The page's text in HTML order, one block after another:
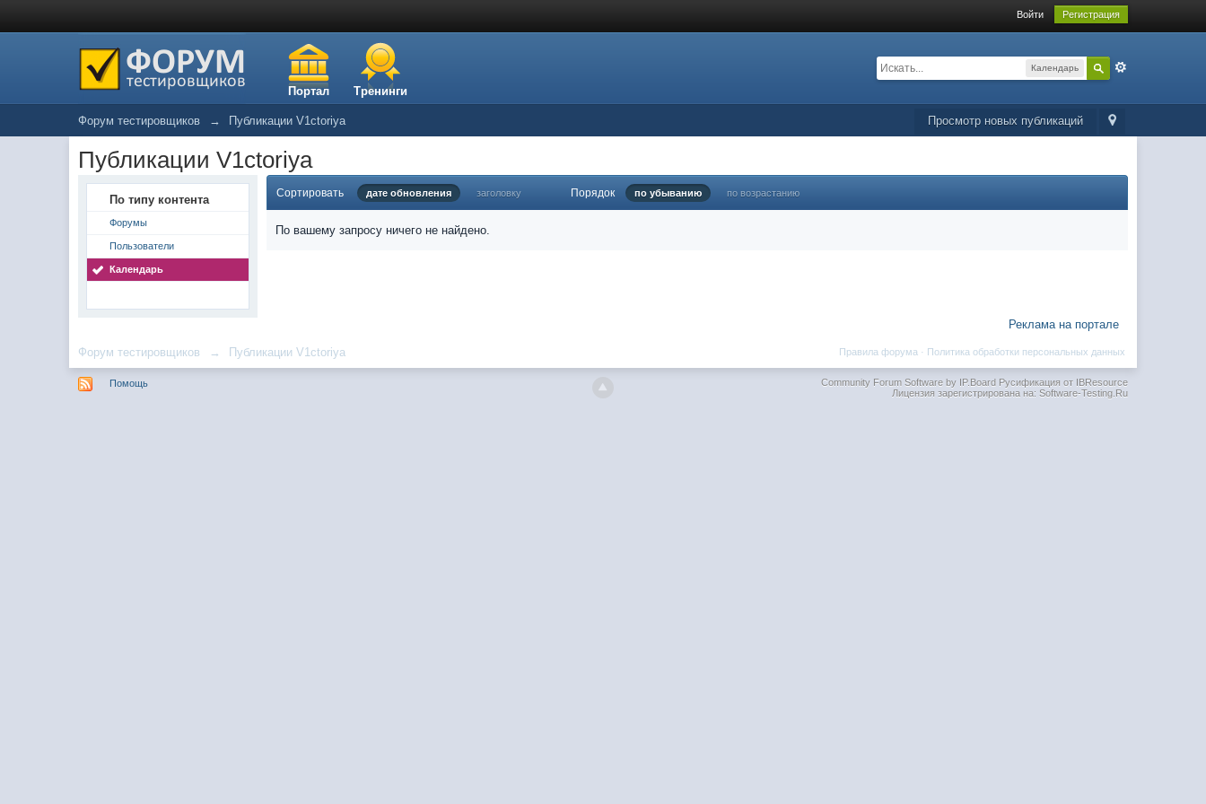
Войти Регистрация
Портал Тренинги
Календарь
Просмотр новых публикаций
Форум тестировщиков → Публикации V1ctoriya
Публикации V1ctoriya
По типу контента
Форумы
Пользователи
Календарь
Сортировать дате обновления заголовку Порядок по убыванию по возрастанию
По вашему запросу ничего не найдено.
Реклама на портале
Форум тестировщиков → Публикации V1ctoriya Политика обработки персональных данных
Правила форума ·
Помощь Community Forum Software by IP.BoardРусификация от IBResource
Лицензия зарегистрирована на: Software-Testing.Ru